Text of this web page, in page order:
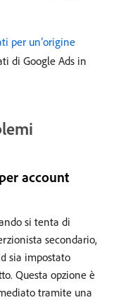
per un’origine
di Google Ads in
account
si tenta di
secondario,
sia impostato
Questa opzione è
tramite una